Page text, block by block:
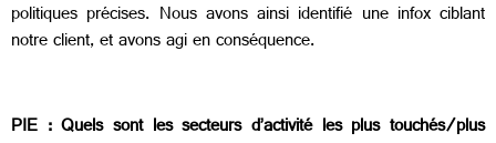
politiques précises. Nous avons ainsi identifié une infox ciblant
notre client, et avons agi en conséquence.
PIE : Quels sont les secteurs d’activité les plus touchés/plus